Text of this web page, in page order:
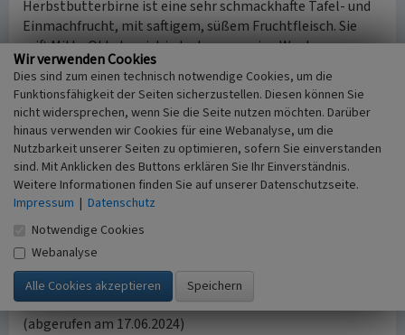
Herbstbutterbirne ist eine sehr schmackhafte Tafel- und
Einmachfrucht, mit saftigem, süßem Fruchtfleisch. Sie
reift Mitte Oktober, ist jedoch nur wenige Wochen
lagerfähig.
(Elke Sprunkel, Biologische Station im Kreis Euskirchen,
2023)
Internet
www.arche-noah.at: Obstsortenbeschreibungen
(abgerufen am 17.06.2024)
www.nabu.de: Die Doppelte Philippsbirne ist regionale
Streuobstsorte des Jahres 2006 (abgerufen am 17.06.2024)
www.arche-noah.at
PDF, abgerufen am 17.06.2024)
www.obstsortendatenbank.de: Weiße Herbstbutterbirne
(abgerufen am 17.06.2024)
Wir verwenden Cookies
Dies sind zum einen technisch notwendige Cookies, um die
Funktionsfähigkeit der Seiten sicherzustellen. Diesen können Sie
nicht widersprechen, wenn Sie die Seite nutzen möchten. Darüber
hinaus verwenden wir Cookies für eine Webanalyse, um die
Nutzbarkeit unserer Seiten zu optimieren, sofern Sie einverstanden
sind. Mit Anklicken des Buttons erklären Sie Ihr Einverständnis.
Weitere Informationen finden Sie auf unserer Datenschutzseite.
Impressum | Datenschutz
Notwendige Cookies
Webanalyse